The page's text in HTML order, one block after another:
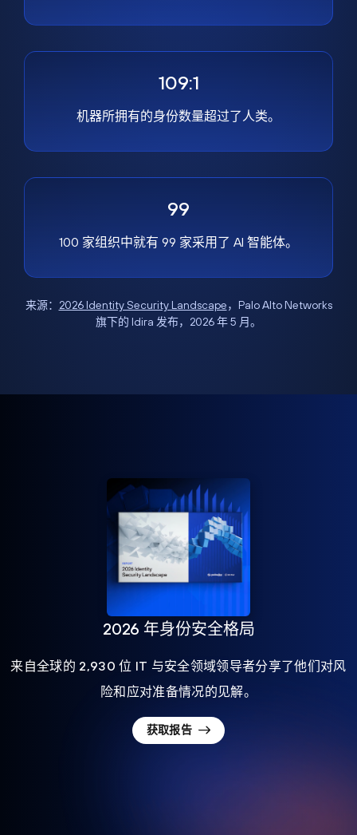
109:1
机器所拥有的身份数量超过了人类。
99
100 家组织中就有 99 家采用了 AI 智能体。
来源： 2026 Identity Security Landscape，Palo Alto Networks
旗下的 Idira 发布，2026 年 5 月。
2026 年身份安全格局
来自全球的 2,930 位 IT 与安全领域领导者分享了他们对风
险和应对准备情况的见解。
获取报告